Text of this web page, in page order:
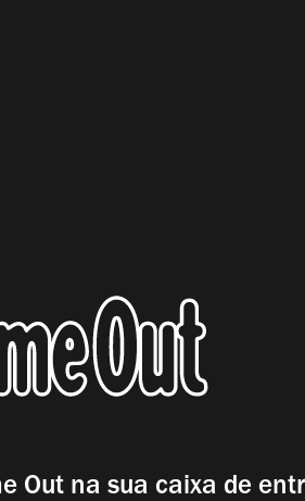
Out na sua caixa de